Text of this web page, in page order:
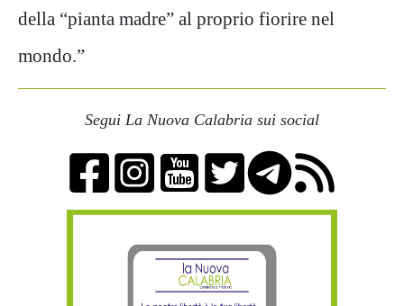
della “pianta madre” al proprio fiorire nel
mondo.”
Segui La Nuova Calabria sui social